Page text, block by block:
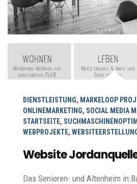
DIENSTLEISTUNG, MARKELOOP
ONLINEMARKETING, SOCIAL MEDIA
STARTSEITE,
WEBPROJEKTE,
Website
Das Senioren- und Altenheim in